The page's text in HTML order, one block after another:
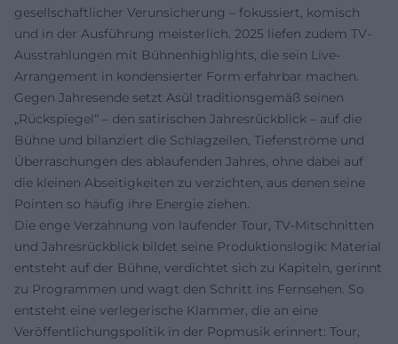
gesellschaftlicher Verunsicherung – fokussiert, komisch
und in der Ausführung meisterlich. 2025 liefen zudem TV-
Ausstrahlungen mit Bühnenhighlights, die sein Live-
Arrangement in kondensierter Form erfahrbar machen.
Gegen Jahresende setzt Asül traditionsgemäß seinen
„Rückspiegel“ – den satirischen Jahresrückblick – auf die
Bühne und bilanziert die Schlagzeilen, Tiefenströme und
Überraschungen des ablaufenden Jahres, ohne dabei auf
die kleinen Abseitigkeiten zu verzichten, aus denen seine
Pointen so häufig ihre Energie ziehen.
Die enge Verzahnung von laufender Tour, TV-Mitschnitten
und Jahresrückblick bildet seine Produktionslogik: Material
entsteht auf der Bühne, verdichtet sich zu Kapiteln, gerinnt
zu Programmen und wagt den Schritt ins Fernsehen. So
entsteht eine verlegerische Klammer, die an eine
Veröffentlichungspolitik in der Popmusik erinnert: Tour,